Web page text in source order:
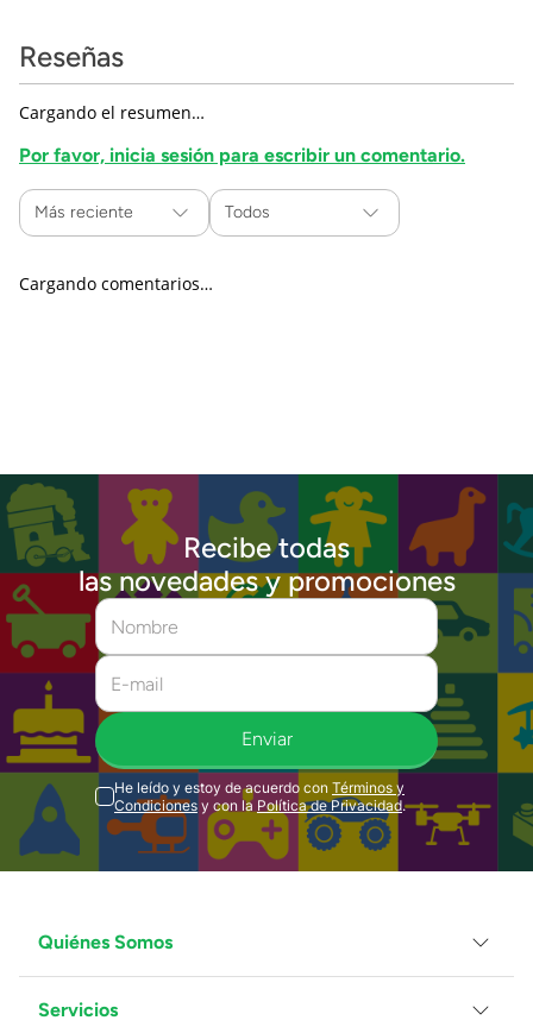
Reseñas
Cargando el resumen…
Por favor, inicia sesión para escribir un comentario.
Más reciente Todos
Cargando comentarios…
Recibe todas
las novedades y promociones
Enviar
He leído y estoy de acuerdo con Términos y
Condiciones y con la Política de Privacidad.
Quiénes Somos
Grupo Juguetron
Servicios